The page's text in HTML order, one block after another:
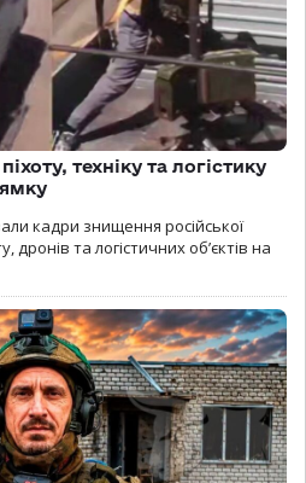
техніку та логістику
кадри знищення російської
дронів та логістичних об’єктів на